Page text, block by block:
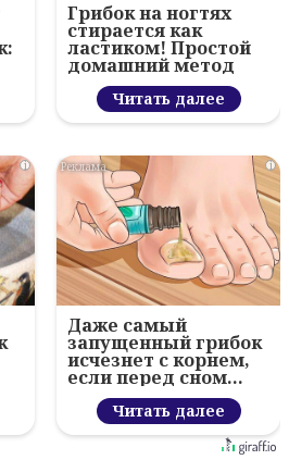
Грибок на ногтях
стирается как
ластиком! Простой
домашний метод
Читать далее
i i
Даже самый
запущенный грибок
исчезнет с корнем,
если перед сном…
Читать далее